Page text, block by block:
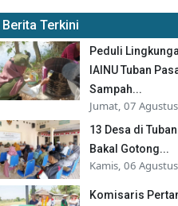
Berita Terkini
Peduli
IAINU Tuban
Sampah...
Jumat, 07
13 Desa di
Bakal Gotong...
Kamis, 06
Komisaris